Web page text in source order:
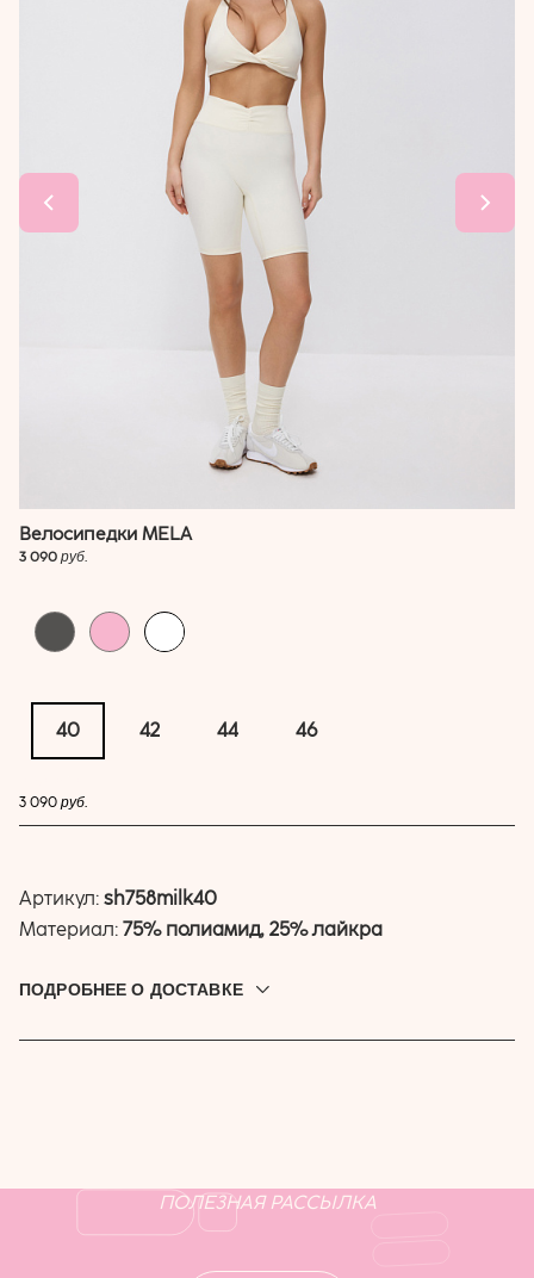
Велосипедки MELA
3 090 руб.
40 42 44 46
3 090 руб.
Артикул: sh758milk40
Материал: 75% полиамид, 25% лайкра
ПОДРОБНЕЕ О ДОСТАВКЕ
Доставляем по всей России. Привезём до дверей, в
ПОЛЕЗНАЯ РАССЫЛКА